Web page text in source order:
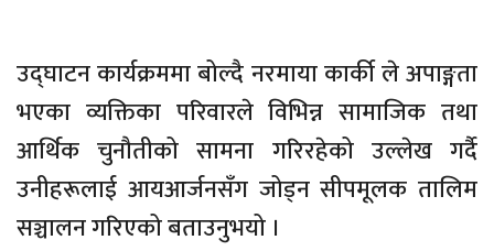
उद्घाटन कार्यक्रममा बोल्दै नरमाया कार्की ले अपाङ्गता
भएका व्यक्तिका परिवारले विभिन्न सामाजिक तथा
आर्थिक चुनौतीको सामना गरिरहेको उल्लेख गर्दै
उनीहरूलाई आयआर्जनसँग जोड्न सीपमूलक तालिम
सञ्चालन गरिएको बताउनुभयो ।